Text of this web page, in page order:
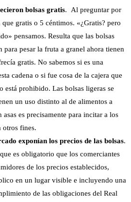
bolsas gratis. Al preguntar por
gratis o 5 céntimos. «¿Gratis? pero
pensamos. Resulta que las bolsas
para pesar la fruta a granel ahora tienen
gratis. No sabemos si es una
cadena o si fue cosa de la cajera que
está prohibido. Las bolsas ligeras se
un uso distinto al de alimentos a
asas es precisamente para incitar a los
otros fines.
exponían los precios de las bolsas.
es obligatorio que los comerciantes
de los precios establecidos,
en un lugar visible e incluyendo una
de las obligaciones del Real